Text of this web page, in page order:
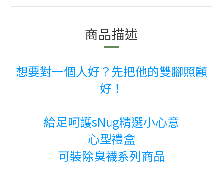
商品描述
想要對一個人好？先把他的雙腳照顧
好！
給足呵護sNug精選小心意
心型禮盒
可裝除臭襪系列商品